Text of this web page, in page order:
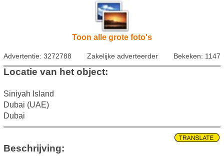
Toon alle grote foto's
Advertentie: 3272788 Zakelijke adverteerder Bekeken: 1147
Locatie van het object:
Siniyah Island
Dubai (UAE)
Dubai
Beschrijving: